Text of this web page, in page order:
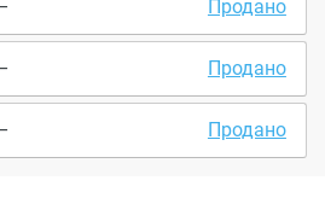
Продано
Продано
Продано